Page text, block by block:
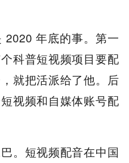
2020 年底的事。第一
科普短视频项目要配
就把活派给了他。后
视频和自媒体账号配
。短视频配音在中国